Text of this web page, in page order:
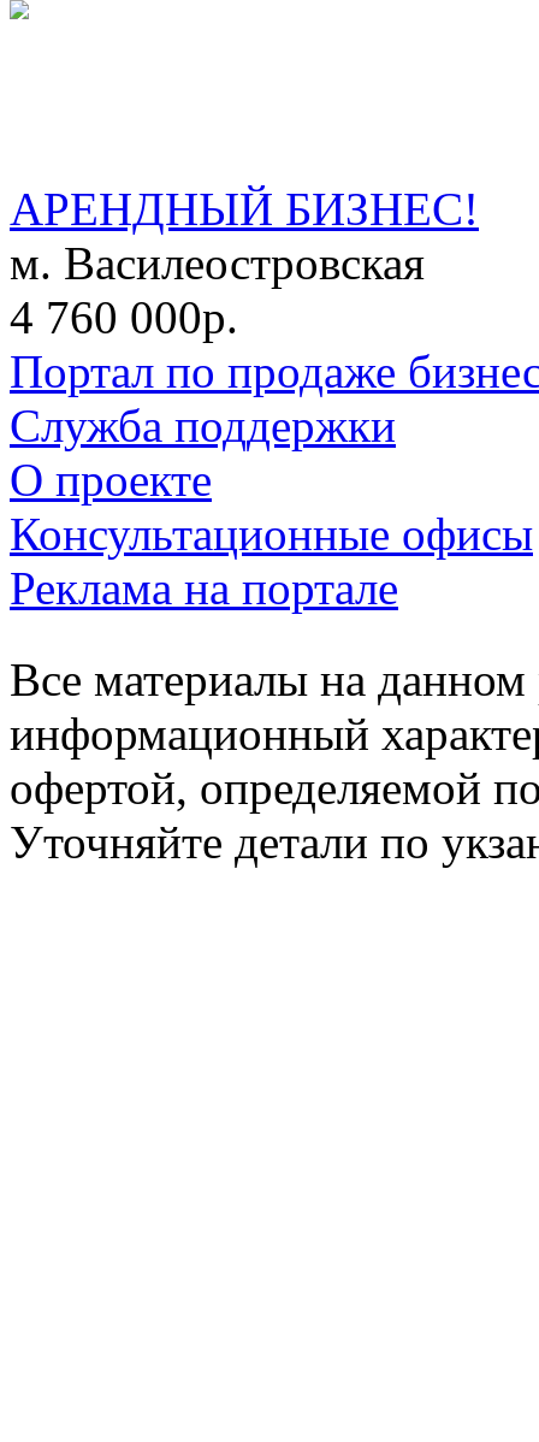
АРЕНДНЫЙ БИЗНЕС!
м. Василеостровская
4 760 000р.
Портал по продаже
Служба поддержки
О проекте
Консультационные офисы
Реклама на портале
Все материалы на данном
информационный
офертой, определяемой
Уточняйте детали по